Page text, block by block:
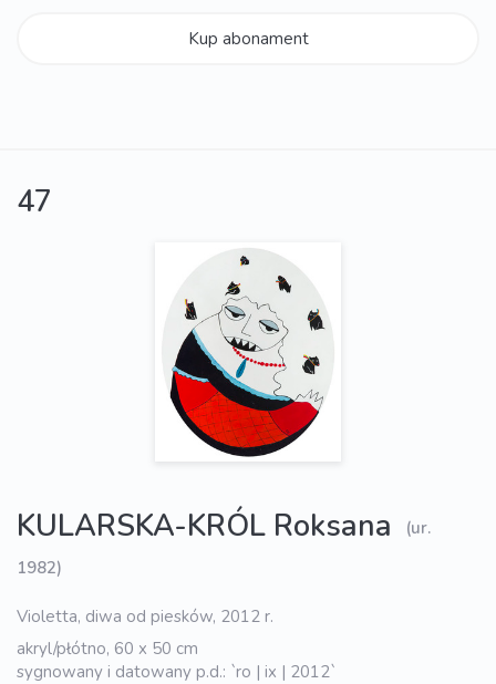
Kup abonament
47
KULARSKA-KRÓL Roksana
(ur.
1982)
Violetta, diwa od piesków, 2012 r.
akryl/płótno, 60 x 50 cm
sygnowany i datowany p.d.: `ro | ix | 2012`